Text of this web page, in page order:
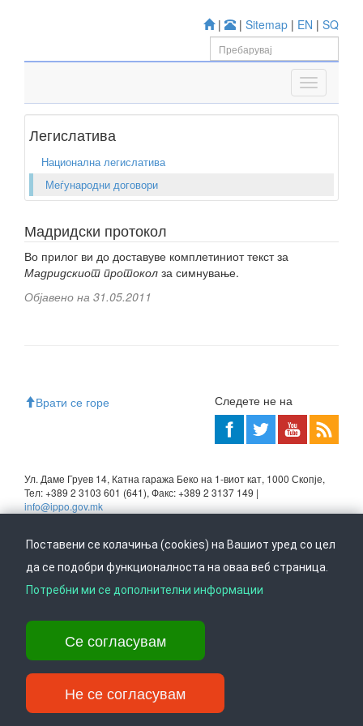
| | Sitemap | EN | SQ
Легислатива
Национална легислатива
Меѓународни договори
Мадридски протокол
Во прилог ви до доставуве комплетиниот текст за
Мадридскиот протокол за симнување.
Објавено на 31.05.2011
Врати се горе Следете не на
Ул. Даме Груев 14, Катна гаража Беко на 1-виот кат, 1000 Скопје,
Тел: +389 2 3103 601 (641), Факс: +389 2 3137 149 |
info@ippo.gov.mk
Поставени се колачиња (cookies) на Вашиот уред со цел
да се подобри функционалноста на оваа веб страница.
Потребни ми се дополнителни информации
Се согласувам
Не се согласувам